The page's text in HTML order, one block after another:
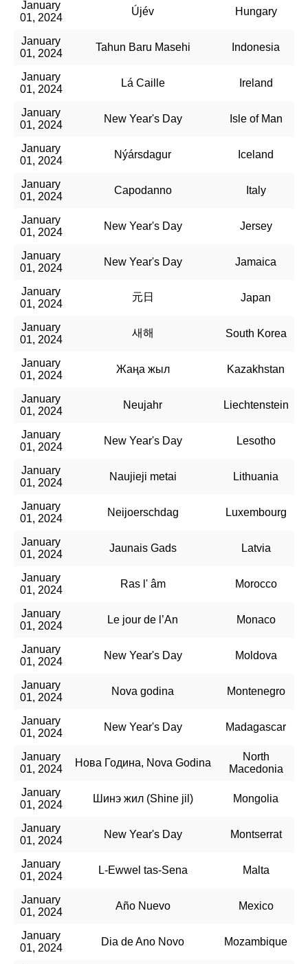
January
01, 2024
Újév Hungary
January
01, 2024
Tahun Baru Masehi Indonesia
January
01, 2024
Lá Caille Ireland
January
01, 2024
New Year's Day Isle of Man
January
01, 2024
Nýársdagur Iceland
January
01, 2024
Capodanno Italy
January
01, 2024
New Year's Day Jersey
January
01, 2024
New Year's Day Jamaica
January
01, 2024
元日 Japan
January
01, 2024
새해 South Korea
January
01, 2024
Жаңа жыл Kazakhstan
January
01, 2024
Neujahr Liechtenstein
January
01, 2024
New Year's Day Lesotho
January
01, 2024
Naujieji metai Lithuania
January
01, 2024
Neijoerschdag Luxembourg
January
01, 2024
Jaunais Gads Latvia
January
01, 2024
Ras l' âm Morocco
January
01, 2024
Le jour de l’An Monaco
January
01, 2024
New Year's Day Moldova
January
01, 2024
Nova godina Montenegro
January
01, 2024
New Year's Day Madagascar
January
01, 2024
Нова Година, Nova Godina
North
Macedonia
January
01, 2024
Шинэ жил (Shine jil) Mongolia
January
01, 2024
New Year's Day Montserrat
January
01, 2024
L-Ewwel tas-Sena Malta
January
01, 2024
Año Nuevo Mexico
January
01, 2024
Dia de Ano Novo Mozambique